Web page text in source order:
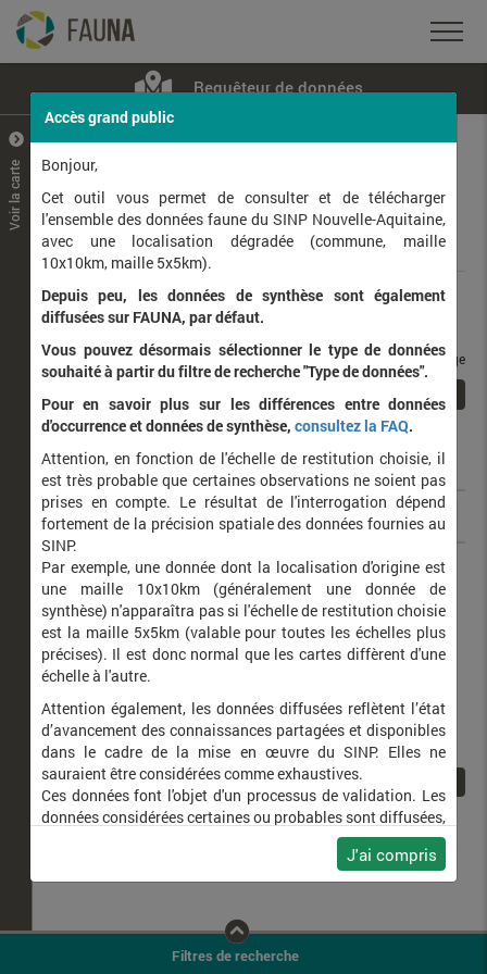
Requêteur de données
+
–
Voir la carte
Données
Rang taxonomique :
Affichage de1à 1sur1
taxons / page
Nom latin Nom vernaculaire
Tyta luctuosa Noctuelle en deuil (La)
Filtres de recherche
Accès grand public
Bonjour,
Cet outil vous permet de consulter et de télécharger
l'ensemble des données faune du SINP Nouvelle-Aquitaine,
avec une localisation dégradée (commune, maille
10x10km, maille 5x5km).
Depuis peu, les données de synthèse sont également
diffusées sur FAUNA, par défaut.
Vous pouvez désormais sélectionner le type de données
souhaité à partir du filtre de recherche "Type de données".
Pour en savoir plus sur les différences entre données
d'occurrence et données de synthèse, consultez la FAQ.
Attention, en fonction de l'échelle de restitution choisie, il
est très probable que certaines observations ne soient pas
prises en compte. Le résultat de l'interrogation dépend
fortement de la précision spatiale des données fournies au
SINP.
Par exemple, une donnée dont la localisation d'origine est
une maille 10x10km (généralement une donnée de
synthèse) n'apparaîtra pas si l'échelle de restitution choisie
est la maille 5x5km (valable pour toutes les échelles plus
précises). Il est donc normal que les cartes diffèrent d'une
échelle à l'autre.
Attention également, les données diffusées reflètent l’état
d’avancement des connaissances partagées et disponibles
dans le cadre de la mise en œuvre du SINP. Elles ne
sauraient être considérées comme exhaustives.
Ces données font l'objet d'un processus de validation. Les
données considérées certaines ou probables sont diffusées,
ainsi que celles pour lesquelles la méthode n'est pas
J'ai compris